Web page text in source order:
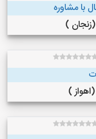
با مشاوره